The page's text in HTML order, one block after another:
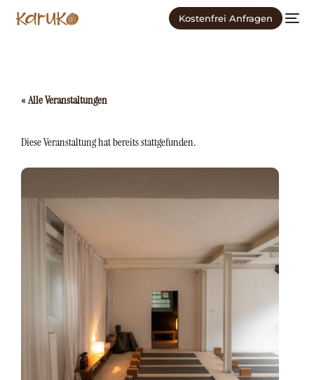
Kostenfrei Anfragen
« Alle Veranstaltungen
Diese Veranstaltung hat bereits stattgefunden.